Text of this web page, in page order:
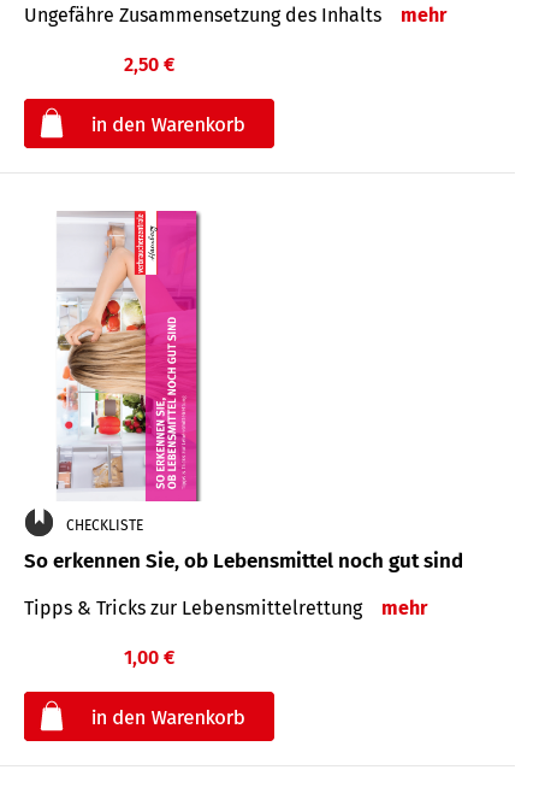
Ungefähre Zusammensetzung des Inhalts mehr
2,50 €
CHECKLISTE
So erkennen Sie, ob Lebensmittel noch gut sind
Tipps & Tricks zur Lebensmittelrettung mehr
1,00 €